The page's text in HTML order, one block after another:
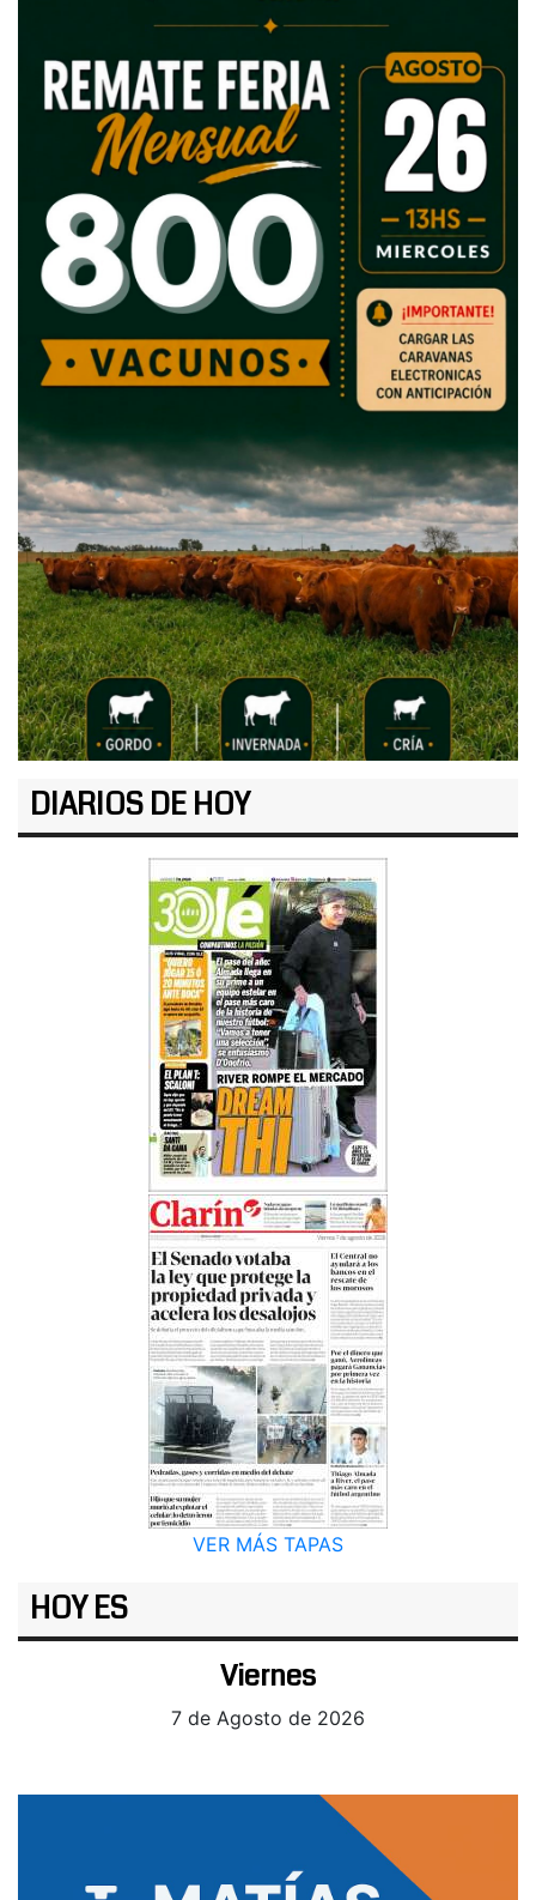
DIARIOS DE HOY
VER MÁS TAPAS
HOY ES
Viernes
7 de Agosto de 2026